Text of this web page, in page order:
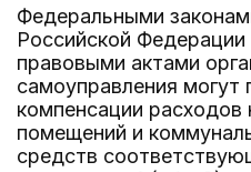
Федеральными
Российской
правовыми актами
самоуправления могут
компенсации
помещений и
средств